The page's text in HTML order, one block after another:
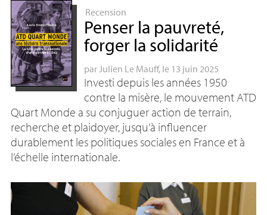
Recension
Penser la pauvreté,
forger la solidarité
parJulien Le Mauff, le 13 juin 2025
Investi depuis les années 1950
contre la misère, le mouvementATD
Quart Monde a su conjuguer action de terrain,
recherche et plaidoyer, jusqu’à influencer
durablement les politiques sociales en France et à
l’échelle internationale.